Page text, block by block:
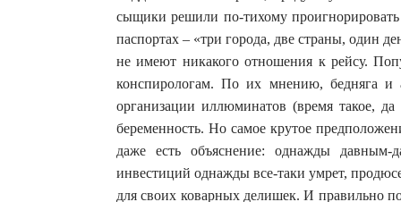
сыщики решили по-тихому
паспортах – «три города, две страны, один
не имеют никакого отношения к рейсу.
конспирологам. По их мнению, бедняга и
организации иллюминатов (время такое,
беременность. Но самое крутое
даже есть объяснение: однажды давным-
инвестиций однажды все-таки умрет,
для своих коварных делишек. И правильно